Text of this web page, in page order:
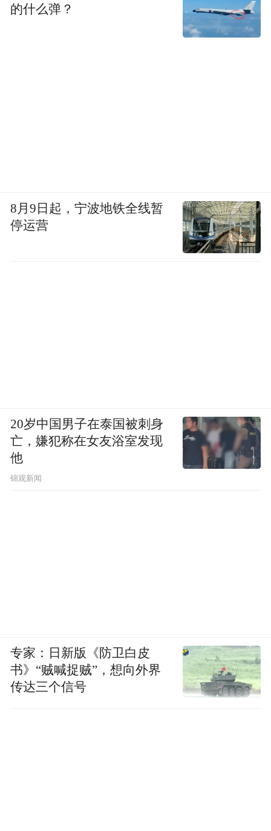
的什么弹？
8月9日起，宁波地铁全线暂
停运营
20岁中国男子在泰国被刺身
亡，嫌犯称在女友浴室发现
他
锦观新闻
专家：日新版《防卫白皮
书》“贼喊捉贼”，想向外界
传达三个信号